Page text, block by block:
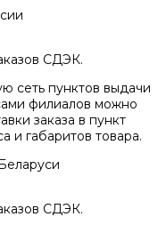
СДЭК.
сеть пунктов выдачи
филиалов можно
заказа в пункт
и габаритов товара.
СДЭК.